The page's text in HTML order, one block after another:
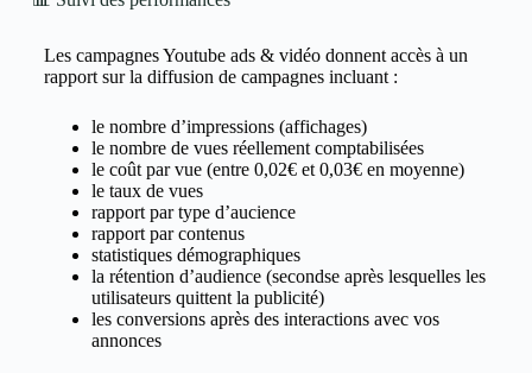
Les campagnes Youtube ads & vidéo donnent accès à un
rapport sur la diffusion de campagnes incluant :
le nombre d’impressions (affichages)
le nombre de vues réellement comptabilisées
le coût par vue (entre 0,02€ et 0,03€ en moyenne)
le taux de vues
rapport par type d’aucience
rapport par contenus
statistiques démographiques
la rétention d’audience (secondse après lesquelles les
utilisateurs quittent la publicité)
les conversions après des interactions avec vos
annonces